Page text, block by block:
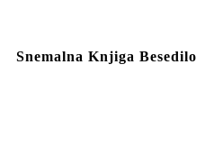
Snemalna Knjiga Besedilo